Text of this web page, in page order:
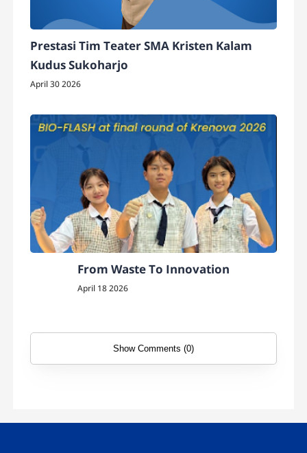
Prestasi Tim Teater SMA Kristen Kalam
Kudus Sukoharjo
April 30 2026
From Waste To Innovation
April 18 2026
Show Comments (0)